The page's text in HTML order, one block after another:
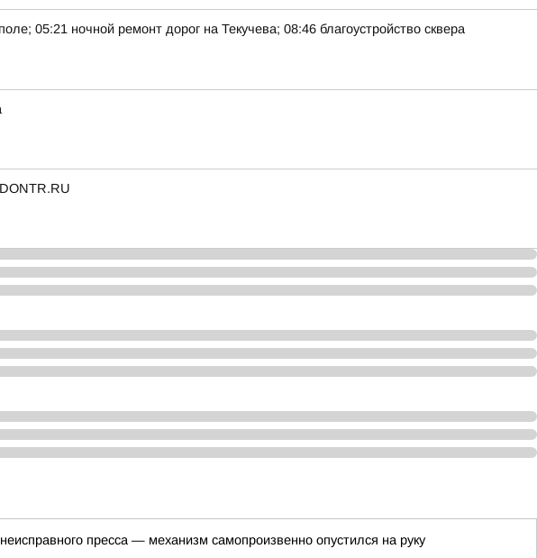
05:21 ночной ремонт дорог на Текучева; 08:46 благоустройство сквера
пресса — механизм самопроизвенно опустился на руку